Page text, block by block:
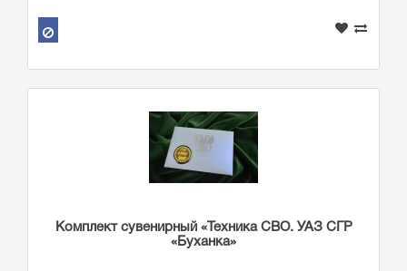
Комплект сувенирный «Техника СВО. УАЗ СГР
«Буханка»